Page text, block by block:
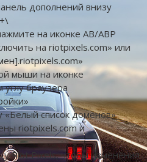
дополнений внизу
на иконке AB/ABP
на riotpixels.com» или
мыши на иконке
браузера
«Белый список доменов»
riotpixels.com и
Riot Pixels, чтобы изменения